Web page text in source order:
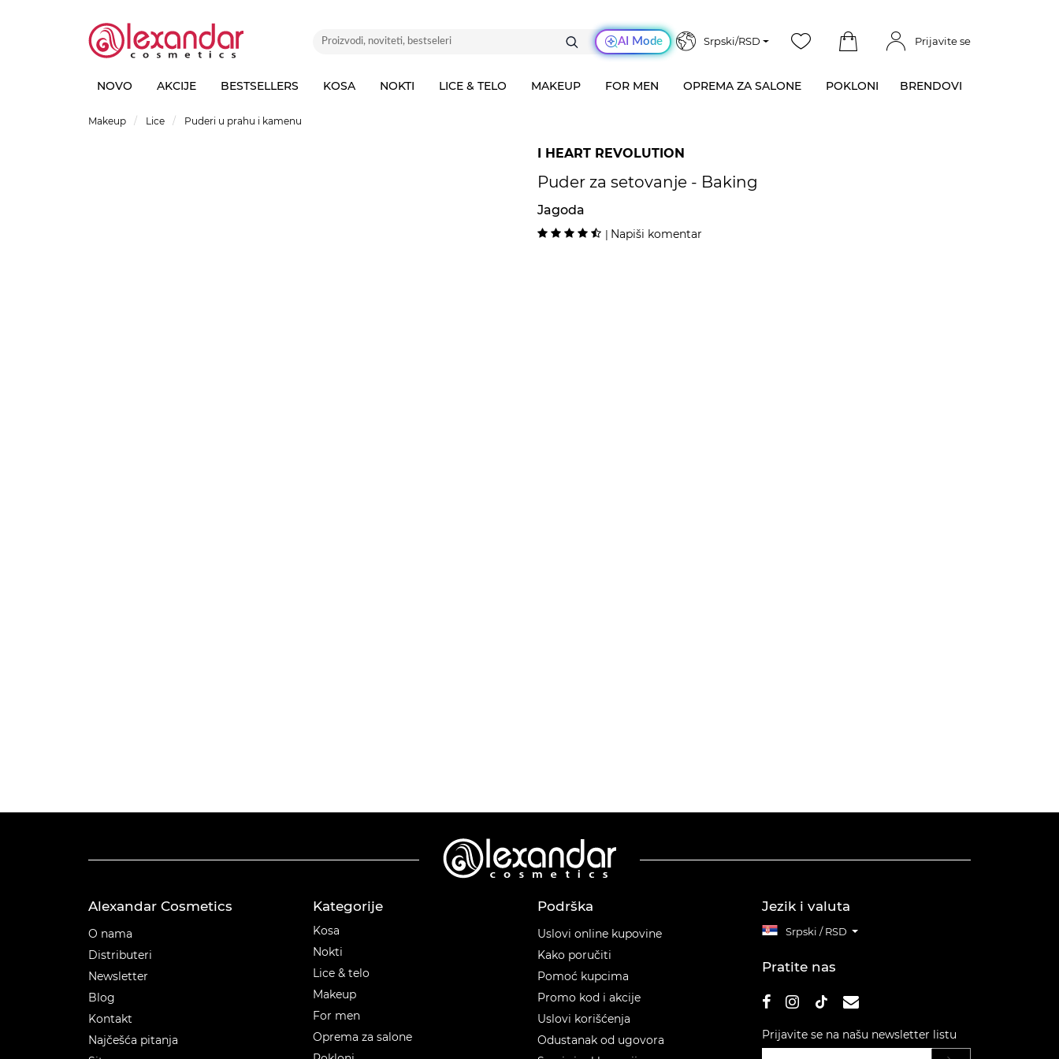
AI Mode Srpski/RSD Prijavite se
NOVO AKCIJE BESTSELLERS KOSA NOKTI LICE & TELO MAKEUP FOR MEN OPREMA ZA SALONE POKLONI BRENDOVI
Makeup Lice Puderi u prahu i kamenu
I HEART REVOLUTION
Puder za setovanje - Baking
Jagoda
| Napiši komentar
Alexandar Cosmetics
O nama
Distributeri
Newsletter
Blog
Kontakt
Najčešća pitanja
Kategorije
Kosa
Nokti
Lice & telo
Makeup
For men
Oprema za salone
Podrška
Uslovi online kupovine
Kako poručiti
Pomoć kupcima
Promo kod i akcije
Uslovi korišćenja
Odustanak od ugovora
Jezik i valuta
Srpski / RSD
Pratite nas
Prijavite se na našu newsletter listu